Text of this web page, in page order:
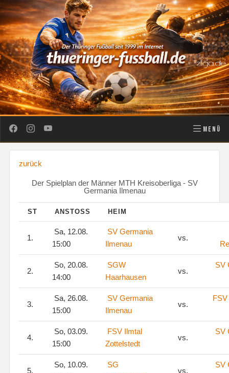
MENÜ
zurück
Der Spielplan der Männer MTH Kreisoberliga - SV
Germania Ilmenau
ST ANSTOSS HEIM
1.
Sa, 12.08.
15:00
SV Germania
Ilmenau
vs.
2.
So, 20.08.
14:00
SGW
Haarhausen
vs.
SV
3.
Sa, 26.08.
15:00
SV Germania
Ilmenau
vs.
4.
So, 03.09.
15:00
FSV Ilmtal
Zottelstedt
vs.
SV
5.
So, 10.09.
SG
vs.
SV